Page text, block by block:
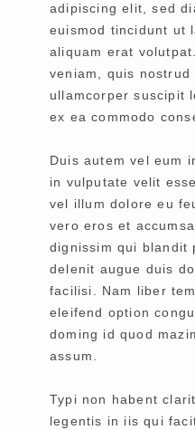
adipiscing elit, sed
euismod tincidunt ut
aliquam erat
veniam, quis nostrud
ullamcorper suscipit
ex ea commodo
Duis autem vel eum
in vulputate velit
vel illum dolore eu
vero eros et
dignissim qui blandit
delenit augue duis
facilisi. Nam liber
eleifend option
doming id quod
assum.
Typi non habent
legentis in iis qui